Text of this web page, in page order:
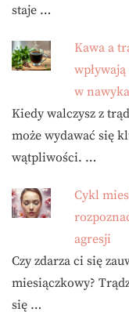
staje …
Kawa a
w
Kiedy walczysz z
może wydawać się
wątpliwości. …
Cykl
agresji
Czy zdarza ci się
miesiączkowy?
się …